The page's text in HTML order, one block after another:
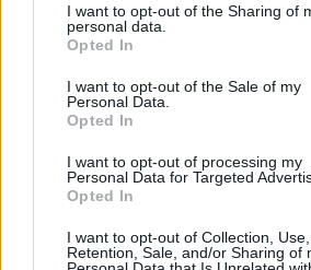
I want to opt-out of the Sharing of
personal data.
Opted In
I want to opt-out of the Sale of my
Personal Data.
Opted In
I want to opt-out of processing my
Personal Data for Targeted
Opted In
I want to opt-out of Collection, Use,
Retention, Sale, and/or Sharing of
Vaizdai iš tragiškos avarijos Vilniaus
vaiko gyvybių išgelbėti nepavyko
Žinios | Lietuvos diena
Nufilmavo, kaip patvino Vilniaus
Žinios | Lietuvos diena